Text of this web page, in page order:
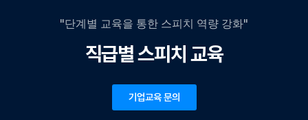
"단계별 교육을 통한 스피치 역량 강화"
직급별 스피치 교육
기업교육 문의